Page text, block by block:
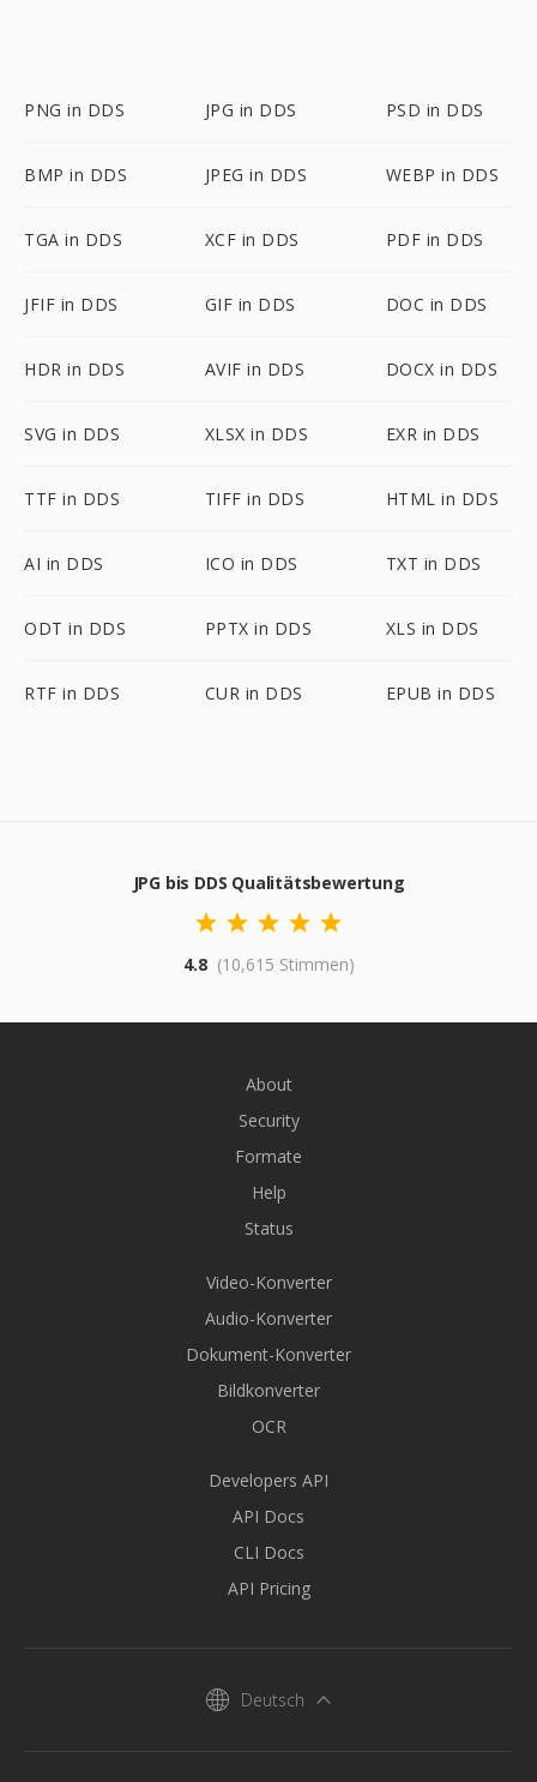
PNG in DDS JPG in DDS PSD in DDS
BMP in DDS JPEG in DDS WEBP in DDS
TGA in DDS XCF in DDS PDF in DDS
JFIF in DDS GIF in DDS DOC in DDS
HDR in DDS AVIF in DDS DOCX in DDS
SVG in DDS XLSX in DDS EXR in DDS
TTF in DDS TIFF in DDS HTML in DDS
AI in DDS ICO in DDS TXT in DDS
ODT in DDS PPTX in DDS XLS in DDS
RTF in DDS CUR in DDS EPUB in DDS
JPG bis DDS Qualitätsbewertung
4.8 (10,615 Stimmen)
About
Security
Formate
Help
Status
Video-Konverter
Audio-Konverter
Dokument-Konverter
Bildkonverter
OCR
Developers API
API Docs
CLI Docs
API Pricing
Deutsch